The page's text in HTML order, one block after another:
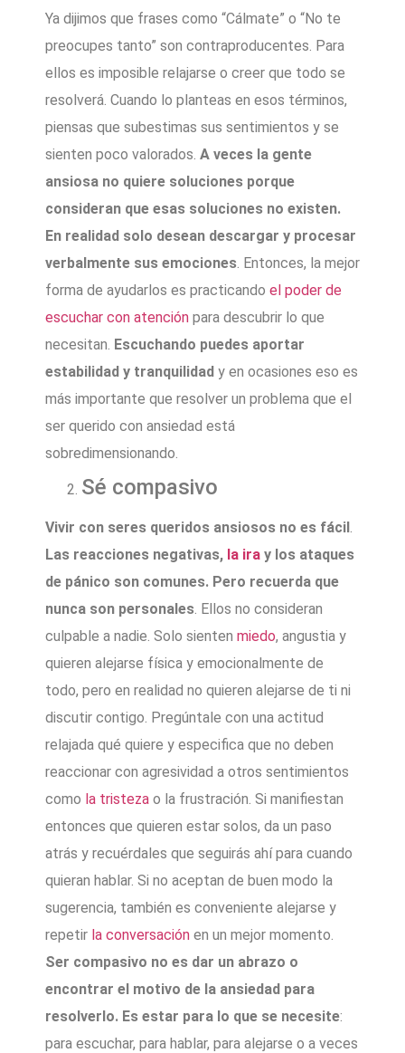
Ya dijimos que frases como “Cálmate” o “No te
preocupes tanto” son contraproducentes. Para
ellos es imposible relajarse o creer que todo se
resolverá. Cuando lo planteas en esos términos,
piensas que subestimas sus sentimientos y se
sienten poco valorados. A veces la gente
ansiosa no quiere soluciones porque
consideran que esas soluciones no existen.
En realidad solo desean descargar y procesar
verbalmente sus emociones. Entonces, la mejor
forma de ayudarlos es practicando el poder de
escuchar con atención para descubrir lo que
necesitan. Escuchando puedes aportar
estabilidad y tranquilidad y en ocasiones eso es
más importante que resolver un problema que el
ser querido con ansiedad está
sobredimensionando.
Sé compasivo
Vivir con seres queridos ansiosos no es fácil.
Las reacciones negativas, la ira y los ataques
de pánico son comunes. Pero recuerda que
nunca son personales. Ellos no consideran
culpable a nadie. Solo sienten miedo, angustia y
quieren alejarse física y emocionalmente de
todo, pero en realidad no quieren alejarse de ti ni
discutir contigo. Pregúntale con una actitud
relajada qué quiere y especifica que no deben
reaccionar con agresividad a otros sentimientos
como la tristeza o la frustración. Si manifiestan
entonces que quieren estar solos, da un paso
atrás y recuérdales que seguirás ahí para cuando
quieran hablar. Si no aceptan de buen modo la
sugerencia, también es conveniente alejarse y
repetir la conversación en un mejor momento.
Ser compasivo no es dar un abrazo o
encontrar el motivo de la ansiedad para
resolverlo. Es estar para lo que se necesite:
para escuchar, para hablar, para alejarse o a veces